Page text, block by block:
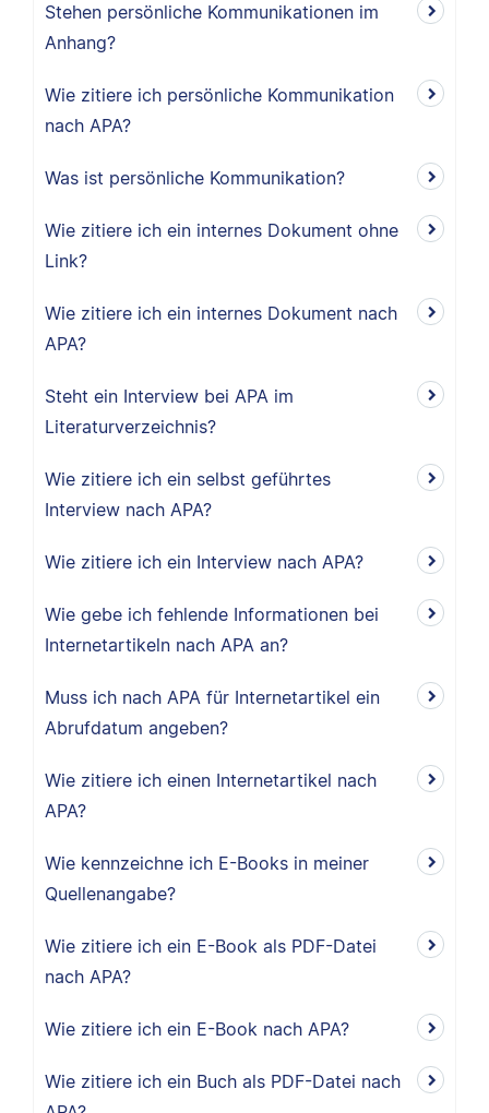
Stehen persönliche Kommunikationen im
Anhang?
Wie zitiere ich persönliche Kommunikation
nach APA?
Was ist persönliche Kommunikation?
Wie zitiere ich ein internes Dokument ohne
Link?
Wie zitiere ich ein internes Dokument nach
APA?
Steht ein Interview bei APA im
Literaturverzeichnis?
Wie zitiere ich ein selbst geführtes
Interview nach APA?
Wie zitiere ich ein Interview nach APA?
Wie gebe ich fehlende Informationen bei
Internetartikeln nach APA an?
Muss ich nach APA für Internetartikel ein
Abrufdatum angeben?
Wie zitiere ich einen Internetartikel nach
APA?
Wie kennzeichne ich E-Books in meiner
Quellenangabe?
Wie zitiere ich ein E-Book als PDF-Datei
nach APA?
Wie zitiere ich ein E-Book nach APA?
Wie zitiere ich ein Buch als PDF-Datei nach